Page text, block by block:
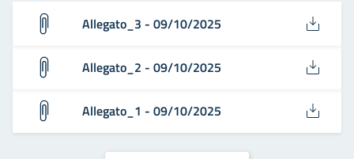
Allegato_3 - 09/10/2025
Allegato_2 - 09/10/2025
Allegato_1 - 09/10/2025